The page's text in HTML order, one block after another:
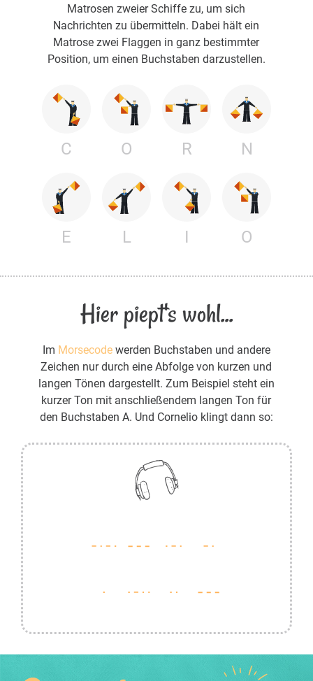
Matrosen zweier Schiffe zu, um sich
Nachrichten zu übermitteln. Dabei hält ein
Matrose zwei Flaggen in ganz bestimmter
Position, um einen Buchstaben darzustellen.
C O R N
E L I O
Hier piept's wohl...
Im Morsecodewerden Buchstaben und andere
Zeichen nur durch eine Abfolge von kurzen und
langen Tönen dargestellt. Zum Beispiel steht ein
kurzer Ton mit anschließendem langen Ton für
den Buchstaben A. Und Cornelio klingt dann so: